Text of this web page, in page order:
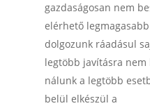
gazdaságosan nem
elérhető
dolgozunk ráadásul
legtöbb javításra
nálunk a legtöbb
belül elkészül a